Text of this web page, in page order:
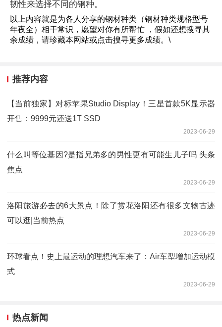
韧性来选择不同的钢种。
以上内容就是为各人分享的钢材种类（钢材种类规格型号
年夜全）相干常识，愿望对你有所帮忙 ，假如还想搜寻其
余成绩，请珍藏本网站或点击搜寻更多成绩。\
推荐内容
【当前独家】对标苹果Studio Display！三星首款5K显示器
开售：9999元还送1T SSD
2023-06-29
什么叫等位基因?是指兄弟多的男性更有可能生儿子吗 头条
焦点
2023-06-29
洛阳旅游必去的6大景点！除了赏花洛阳还有很多文物古迹
可以逛|当前热点
2023-06-29
环球看点！史上最运动的理想汽车来了：Air车型增加运动模
式
2023-06-29
热点新闻